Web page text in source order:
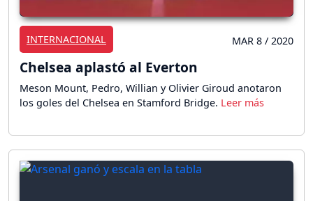
INTERNACIONAL MAR 8 / 2020
Chelsea aplastó al Everton
Meson Mount, Pedro, Willian y Olivier Giroud anotaron
los goles del Chelsea en Stamford Bridge.